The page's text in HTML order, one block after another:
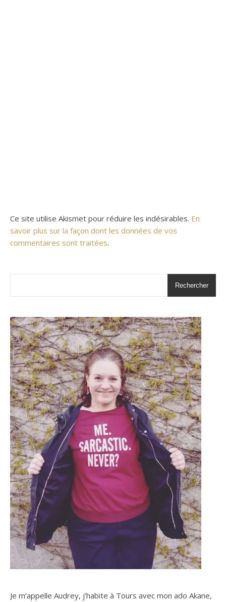
Ce site utilise Akismet pour réduire les indésirables. En
savoir plus sur la façon dont les données de vos
commentaires sont traitées.
Rechercher
Je m’appelle Audrey, j’habite à Tours avec mon ado Akane,